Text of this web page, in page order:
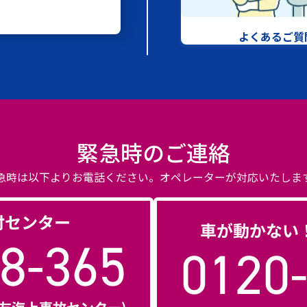
よくあるご
緊急時のご連絡
時は以下よりお電話ください。 オペレーターが対応いたしま